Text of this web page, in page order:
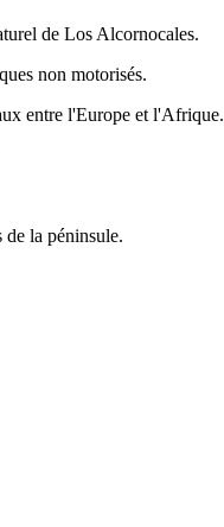
de Los Alcornocales.
non motorisés.
entre l'Europe et l'Afrique.
de la péninsule.